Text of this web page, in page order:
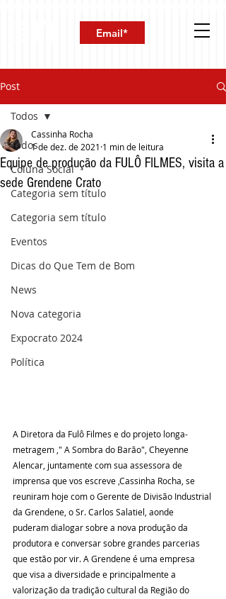
Post
Todos
Coluna Social
Categoria sem título
Categoria sem título
Eventos
Dicas do Que Tem de Bom
News
Nova categoria
Expocrato 2024
Política
Todos
Equipe de produção da FULÔ FILMES, visita a
sede Grendene Crato
Cassinha Rocha
1 de dez. de 2021 1 min de leitura
A Diretora da Fulô Filmes e do projeto longa-
metragem ," A Sombra do Barão", Cheyenne
Alencar, juntamente com sua assessora de
imprensa que vos escreve ,Cassinha Rocha, se
reuniram hoje com o Gerente de Divisão Industrial
da Grendene, o Sr. Carlos Salatiel, aonde
puderam dialogar sobre a nova produção da
produtora e conversar sobre grandes parcerias
que estão por vir. A Grendene é uma empresa
que visa a diversidade e principalmente a
valorização da tradição cultural da Região do